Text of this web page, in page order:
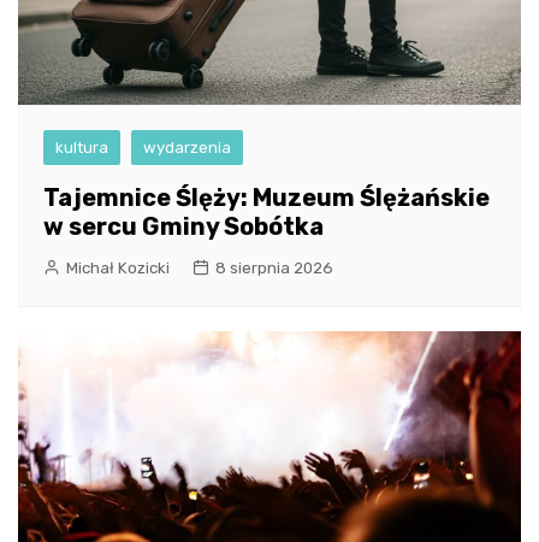
kultura wydarzenia
Tajemnice Ślęży: Muzeum Ślężańskie
w sercu Gminy Sobótka
Michał Kozicki 8 sierpnia 2026